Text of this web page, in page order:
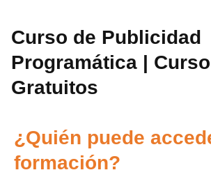
Curso de Publicidad
Programática |
Gratuitos
¿Quién puede
formación?